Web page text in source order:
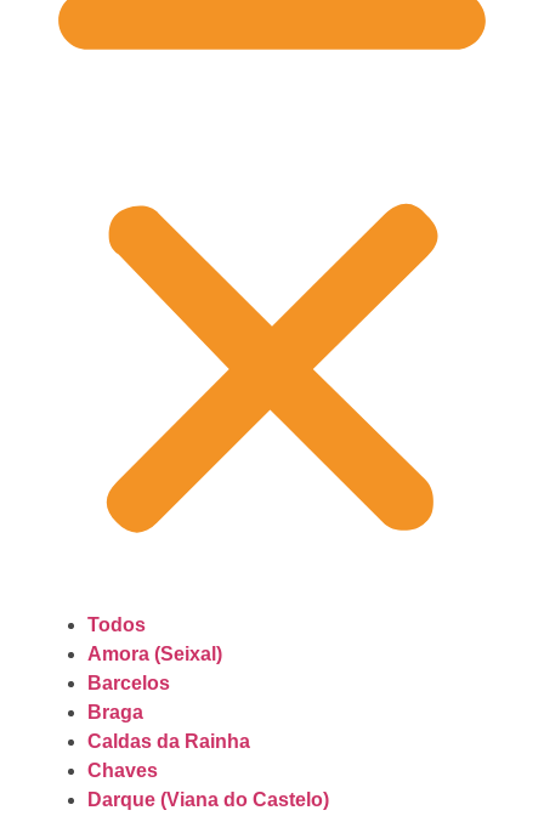
Todos
Amora (Seixal)
Barcelos
Braga
Caldas da Rainha
Chaves
Darque (Viana do Castelo)